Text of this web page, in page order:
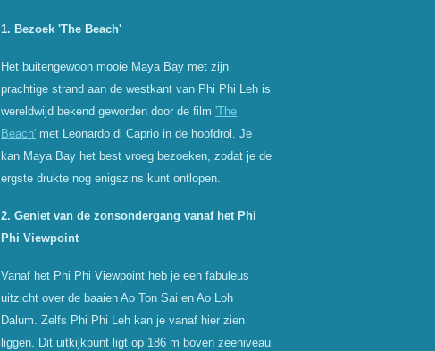
1. Bezoek 'The Beach'
Het buitengewoon mooie Maya Bay met zijn
prachtige strand aan de westkant van Phi Phi Leh is
wereldwijd bekend geworden door de film 'The
Beach' met Leonardo di Caprio in de hoofdrol. Je
kan Maya Bay het best vroeg bezoeken, zodat je de
ergste drukte nog enigszins kunt ontlopen.
2. Geniet van de zonsondergang vanaf het Phi
Phi Viewpoint
Vanaf het Phi Phi Viewpoint heb je een fabuleus
uitzicht over de baaien Ao Ton Sai en Ao Loh
Dalum. Zelfs Phi Phi Leh kan je vanaf hier zien
liggen. Dit uitkijkpunt ligt op 186 m boven zeeniveau